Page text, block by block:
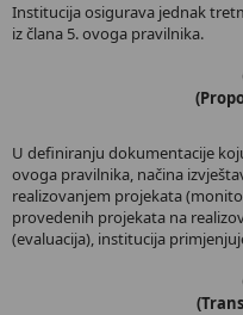
Institucija osigurava jednak
iz člana 5. ovoga pravilnika.
U definiranju dokumentacije
ovoga pravilnika, načina
realizovanjem projekata
provedenih projekata na
(evaluacija), institucija